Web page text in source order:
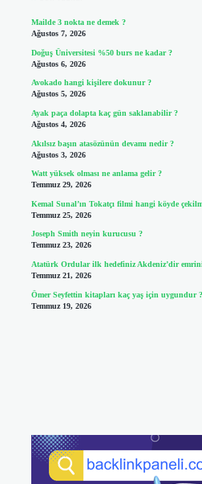
Mailde 3 nokta ne demek ?
Ağustos 7, 2026
Doğuş Üniversitesi %50 burs ne kadar ?
Ağustos 6, 2026
Avokado hangi kişilere dokunur ?
Ağustos 5, 2026
Ayak paça dolapta kaç gün saklanabilir ?
Ağustos 4, 2026
Akılsız başın atasözünün devamı nedir ?
Ağustos 3, 2026
Watt yüksek olması ne anlama gelir ?
Temmuz 29, 2026
Kemal Sunal’ın Tokatçı filmi hangi köyde
Temmuz 25, 2026
Joseph Smith neyin kurucusu ?
Temmuz 23, 2026
Atatürk Ordular ilk hedefiniz Akdeniz’dir
Temmuz 21, 2026
Ömer Seyfettin kitapları kaç yaş için uygundur ?
Temmuz 19, 2026